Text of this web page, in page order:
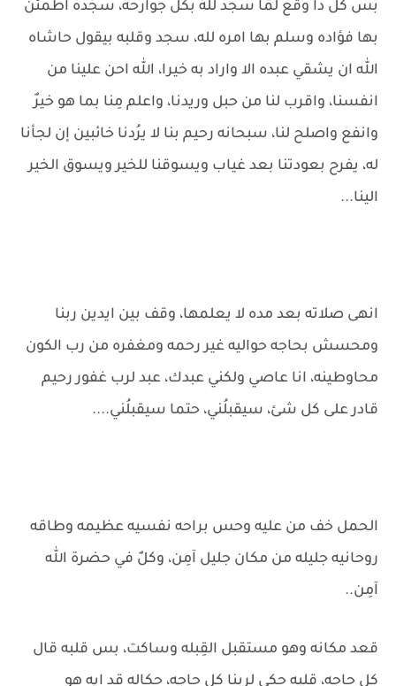
بس كل دا وقع لما سجد لله بكل جوارحه، سجده اطمئن
بها فؤاده وسلم بها امره لله، سجد وقلبه بيقول حاشاه
الله ان يشقي عبده الا واراد به خيرا، الله احن علينا من
انفسنا، واقرب لنا من حبل وريدنا، واعلم مِنا بما هو خيرٌ
وانفع واصلح لنا، سبحانه رحيم بنا لا يرُدنا خائبين إن لجأنا
له، يفرح بعودتنا بعد غياب ويسوقنا للخير ويسوق الخير
الينا...
انهى صلاته بعد مده لا يعلمها، وقف بين ايدين ربنا
ومحسش بحاجه حواليه غير رحمه ومغفره من رب الكون
محاوطينه، انا عاصي ولكني عبدك، عبد لرب غفور رحيم
قادر على كل شئ، سيقبلُني، حتما سيقبلُني....
الحمل خف من عليه وحس براحه نفسيه عظيمه وطاقه
روحانيه جليله من مكان جليل آمِن، وكلٌ في حضرة الله
آمِن..
قعد مكانه وهو مستقبل القِبله وساكت، بس قلبه قال
كل حاجه، قلبه حكى لربنا كل حاجه، حكاله قد ايه هو